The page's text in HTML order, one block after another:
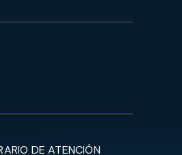
DE ATENCIÓN